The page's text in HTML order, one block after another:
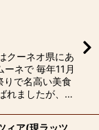
クーネオ県にあ
ネで 毎年11月
りで名高い美食
れましたが、…
ィア(現ラッツ